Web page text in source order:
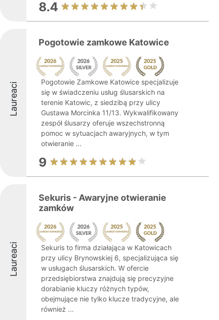
8.4
Laureaci
Pogotowie zamkowe Katowice
Pogotowie Zamkowe Katowice specjalizuje
się w świadczeniu usług ślusarskich na
terenie Katowic, z siedzibą przy ulicy
Gustawa Morcinka 11/13. Wykwalifikowany
zespół ślusarzy oferuje wszechstronną
pomoc w sytuacjach awaryjnych, w tym
otwieranie ...
9
Laureaci
Sekuris - Awaryjne otwieranie
zamków
Sekuris to firma działająca w Katowicach
przy ulicy Brynowskiej 6, specjalizująca się
w usługach ślusarskich. W ofercie
przedsiębiorstwa znajdują się precyzyjne
dorabianie kluczy różnych typów,
obejmujące nie tylko klucze tradycyjne, ale
również ...